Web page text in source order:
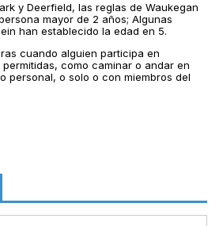
y Deerfield, las reglas de Waukegan
mayor de 2 años; Algunas
han establecido la edad en 5.
cuando alguien participa en
como caminar o andar en
personal, o solo o con miembros del